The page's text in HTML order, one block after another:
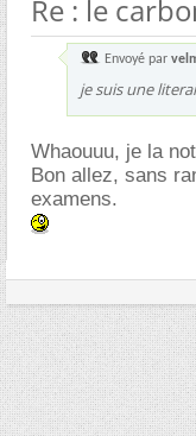
Re : le
Envoyé par
je suis une
Whaouuu, je la
Bon allez, sans
examens.